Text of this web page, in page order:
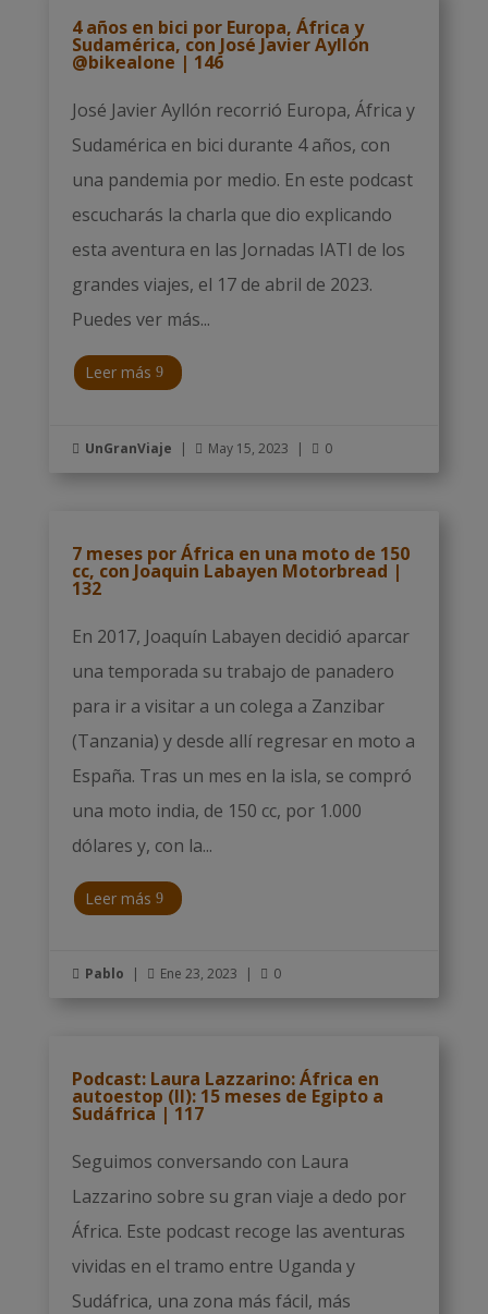
4 años en bici por Europa, África y
Sudamérica, con José Javier Ayllón
@bikealone | 146
José Javier Ayllón recorrió Europa, África y
Sudamérica en bici durante 4 años, con
una pandemia por medio. En este podcast
escucharás la charla que dio explicando
esta aventura en las Jornadas IATI de los
grandes viajes, el 17 de abril de 2023.
Puedes ver más...
Leer más
 UnGranViaje |  May 15, 2023 |  0
7 meses por África en una moto de 150
cc, con Joaquin Labayen Motorbread |
132
En 2017, Joaquín Labayen decidió aparcar
una temporada su trabajo de panadero
para ir a visitar a un colega a Zanzibar
(Tanzania) y desde allí regresar en moto a
España. Tras un mes en la isla, se compró
una moto india, de 150 cc, por 1.000
dólares y, con la...
Leer más
 Pablo |  Ene 23, 2023 |  0
Podcast: Laura Lazzarino: África en
autoestop (II): 15 meses de Egipto a
Sudáfrica | 117
Seguimos conversando con Laura
Lazzarino sobre su gran viaje a dedo por
África. Este podcast recoge las aventuras
vividas en el tramo entre Uganda y
Sudáfrica, una zona más fácil, más